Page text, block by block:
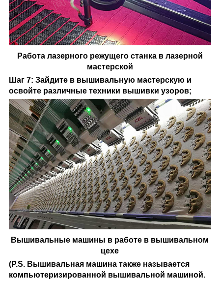
Работа лазерного режущего станка в лазерной
мастерской
Шаг 7: Зайдите в вышивальную мастерскую и
освойте различные техники вышивки узоров;
Вышивальные машины в работе в вышивальном
цехе
(P.S. Вышивальная машина также называется
компьютеризированной вышивальной машиной.